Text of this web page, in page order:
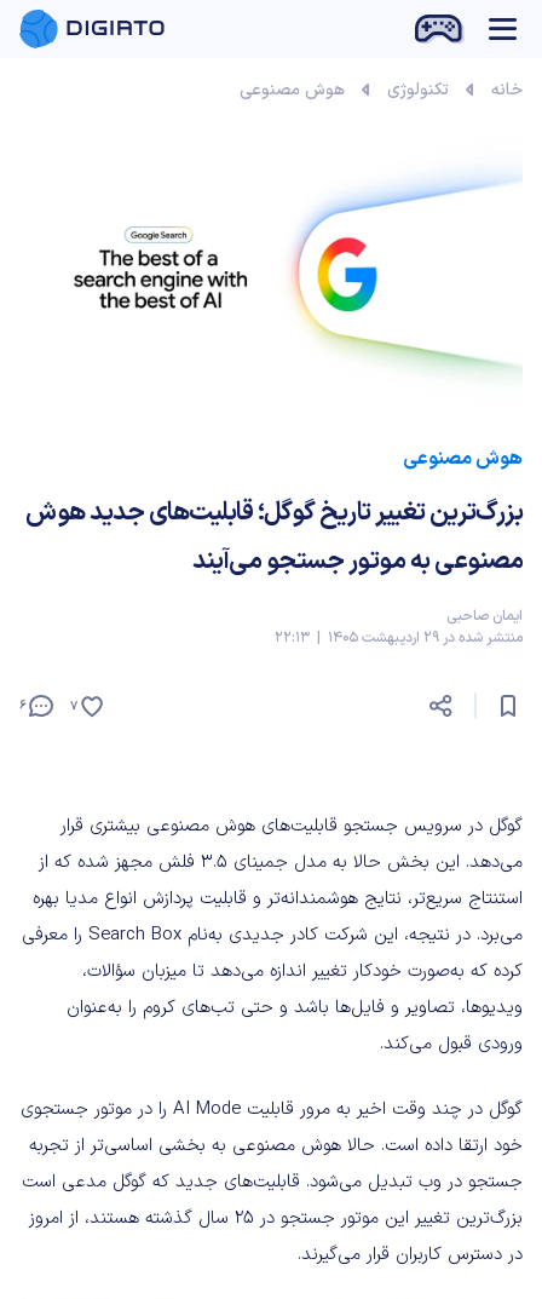
بازی آنلاین
خانه تکنولوژی هوش مصنوعی
هوش مصنوعی
بزرگ‌ترین تغییر تاریخ گوگل؛ قابلیت‌های جدید هوش
مصنوعی به موتور جستجو می‌آیند
ایمان صاحبی
منتشر شده در 29 اردیبهشت 1405 | 22:13
6 7
گوگل در سرویس جستجو قابلیت‌های هوش مصنوعی بیشتری قرار
می‌دهد. این بخش حالا به مدل جمینای ۳.۵ فلش مجهز شده که از
استنتاج سریع‌تر، نتایج هوشمندانه‌تر و قابلیت پردازش انواع مدیا بهره
می‌برد. در نتیجه، این شرکت کادر جدیدی به‌نام Search Box را معرفی
کرده که به‌صورت خودکار تغییر اندازه می‌دهد تا میزبان سؤالات،
ویدیوها، تصاویر و فایل‌ها باشد و حتی تب‌های کروم را به‌عنوان
ورودی قبول می‌کند.
گوگل در چند وقت اخیر به مرور قابلیت AI Mode را در موتور جستجوی
خود ارتقا داده است. حالا هوش مصنوعی به بخشی اساسی‌تر از تجربه
جستجو در وب تبدیل می‌شود. قابلیت‌های جدید که گوگل مدعی است
بزرگ‌ترین تغییر این موتور جستجو در ۲۵ سال گذشته هستند، از امروز
در دسترس کاربران قرار می‌گیرند.